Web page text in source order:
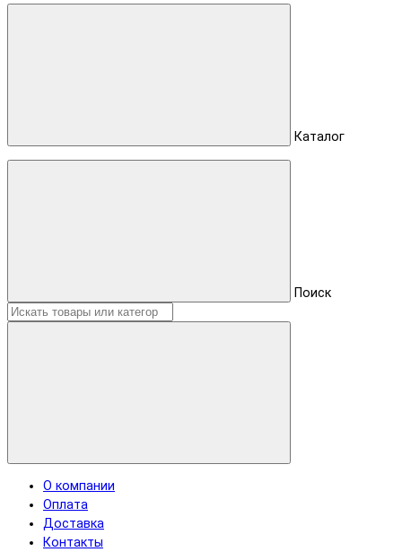
Каталог
Поиск
О компании
Оплата
Доставка
Контакты